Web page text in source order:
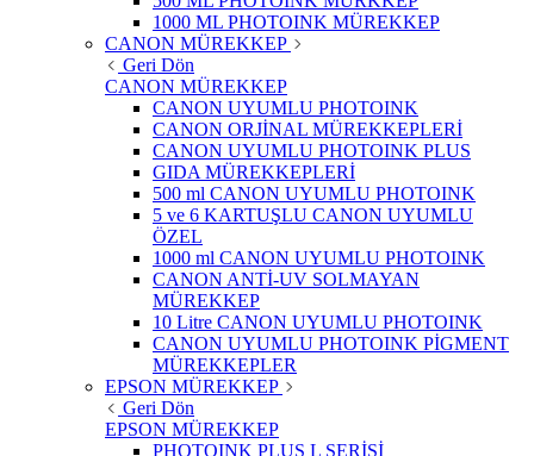
1000 ML PHOTOINK MÜREKKEP
CANON MÜREKKEP
Geri Dön
CANON MÜREKKEP
CANON UYUMLU PHOTOINK
CANON ORJİNAL MÜREKKEPLERİ
CANON UYUMLU PHOTOINK PLUS
GIDA MÜREKKEPLERİ
500 ml CANON UYUMLU PHOTOINK
5 ve 6 KARTUŞLU CANON UYUMLU
ÖZEL
1000 ml CANON UYUMLU PHOTOINK
CANON ANTİ-UV SOLMAYAN
MÜREKKEP
10 Litre CANON UYUMLU PHOTOINK
CANON UYUMLU PHOTOINK PİGMENT
MÜREKKEPLER
EPSON MÜREKKEP
Geri Dön
EPSON MÜREKKEP
PHOTOINK PLUS L SERİSİ